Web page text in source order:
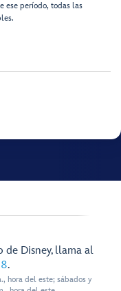
ese período, todas las
de Disney, llama al
.
hora del este; sábados y